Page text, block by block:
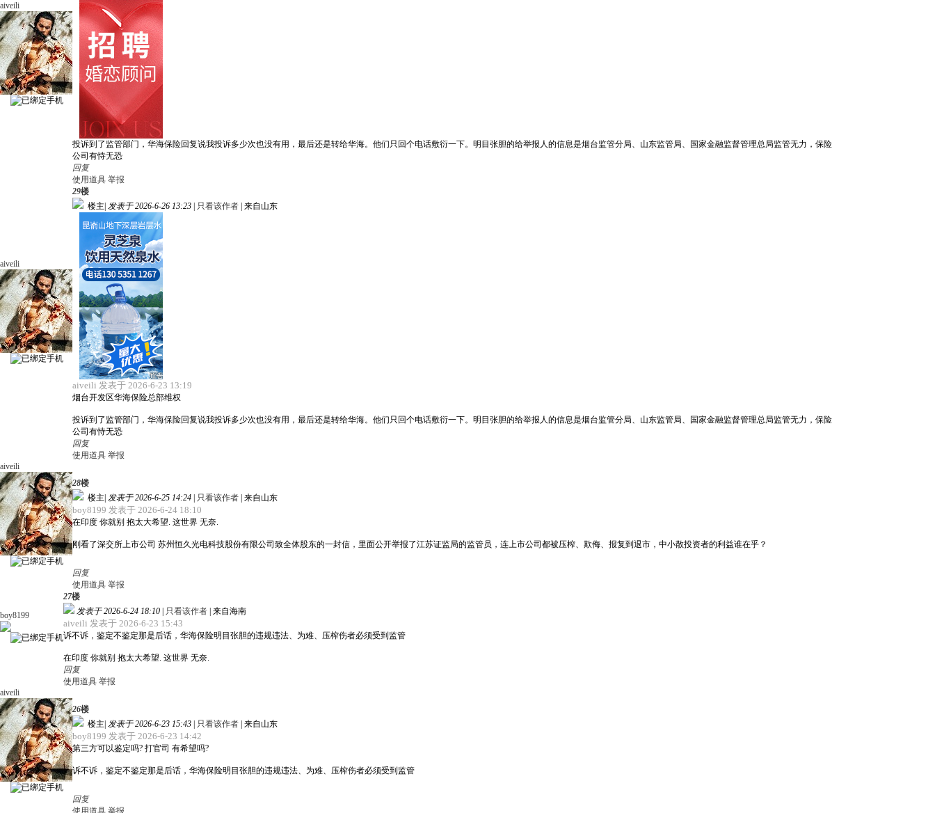
aiveili
投诉到了监管部门，华海保险回复说我投诉多少次也没有用，最后还是转给华海。他们只回个电话敷衍一下。明目张胆的给举报人的信息是烟台监管分局、山东监管局、国家金融监督管理总局监管无力，保险
公司有恃无恐
回复
使用道具 举报
aiveili
29楼
楼主 发表于 2026-6-26 13:23 只看该作者 来自山东
aiveili 发表于 2026-6-23 13:19
烟台开发区华海保险总部维权
投诉到了监管部门，华海保险回复说我投诉多少次也没有用，最后还是转给华海。他们只回个电话敷衍一下。明目张胆的给举报人的信息是烟台监管分局、山东监管局、国家金融监督管理总局监管无力，保险
公司有恃无恐
回复
使用道具 举报
aiveili
28楼
楼主 发表于 2026-6-25 14:24 只看该作者 来自山东
boy8199 发表于 2026-6-24 18:10
在印度 你就别 抱太大希望. 这世界 无奈.
刚看了深交所上市公司 苏州恒久光电科技股份有限公司致全体股东的一封信，里面公开举报了江苏证监局的监管员，连上市公司都被压榨、欺侮、报复到退市，中小散投资者的利益谁在乎？
回复
使用道具 举报
boy8199
27楼
发表于 2026-6-24 18:10
只看该作者 来自海南
aiveili 发表于 2026-6-23 15:43
诉不诉，鉴定不鉴定那是后话，华海保险明目张胆的违规违法、为难、压榨伤者必须受到监管
在印度 你就别 抱太大希望. 这世界 无奈.
回复
使用道具 举报
aiveili
26楼
楼主 发表于 2026-6-23 15:43 只看该作者 来自山东
boy8199 发表于 2026-6-23 14:42
第三方可以鉴定吗? 打官司 有希望吗?
诉不诉，鉴定不鉴定那是后话，华海保险明目张胆的违规违法、为难、压榨伤者必须受到监管
回复
使用道具 举报